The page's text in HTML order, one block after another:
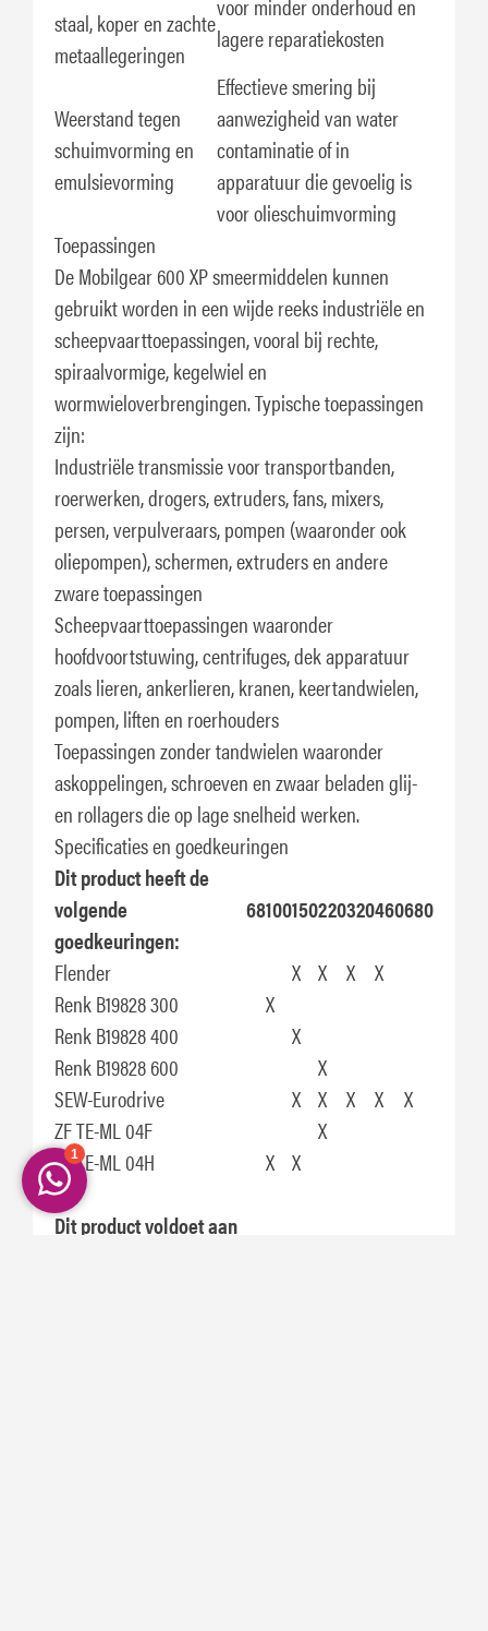
staal, koper en zachte
metaallegeringen
lagere reparatiekosten
Weerstand tegen
schuimvorming en
emulsievorming
Effectieve smering bij
aanwezigheid van water
contaminatie of in
apparatuur die gevoelig is
voor olieschuimvorming
Toepassingen
De Mobilgear 600 XP smeermiddelen kunnen
gebruikt worden in een wijde reeks industriële en
scheepvaarttoepassingen, vooral bij rechte,
spiraalvormige, kegelwiel en
wormwieloverbrengingen. Typische toepassingen
zijn:
Industriële transmissie voor transportbanden,
roerwerken, drogers, extruders, fans, mixers,
persen, verpulveraars, pompen (waaronder ook
oliepompen), schermen, extruders en andere
zware toepassingen
Scheepvaarttoepassingen waaronder
hoofdvoortstuwing, centrifuges, dek apparatuur
zoals lieren, ankerlieren, kranen, keertandwielen,
pompen, liften en roerhouders
Toepassingen zonder tandwielen waaronder
askoppelingen, schroeven en zwaar beladen glij-
en rollagers die op lage snelheid werken.
Specificaties en goedkeuringen
Dit product heeft de
volgende
goedkeuringen:
68100150220320460680
Flender
X X X
X
Renk B19828 300
X
Renk B19828 400
X
Renk B19828 600
X
SEW-Eurodrive
X X X X
X
ZF TE-ML 04F
X
ZF TE-ML 04H
X X
Dit product voldoet aan